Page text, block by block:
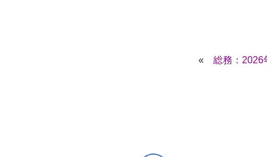
« 総務：2026